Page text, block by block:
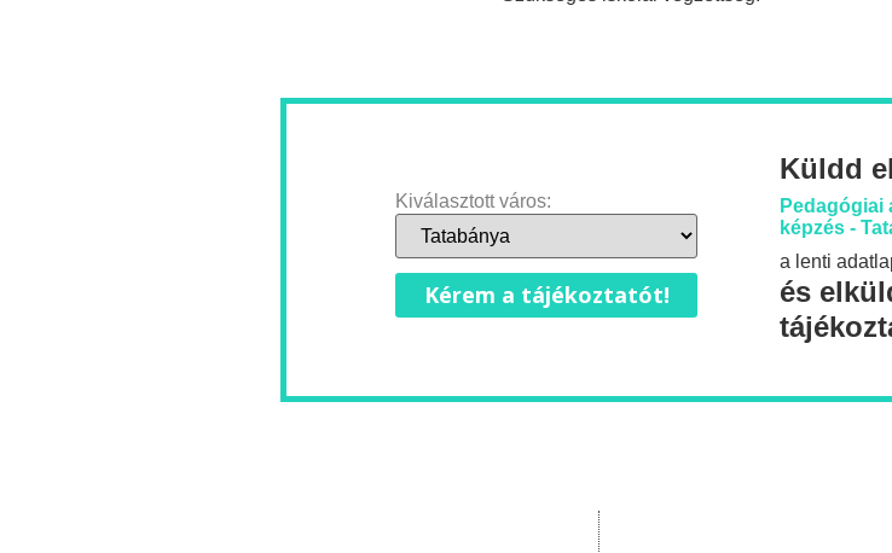
Kiválasztott város:
Kérem a tájékoztatót!
Küldd
Pedagógiai
képzés -
a lenti
és